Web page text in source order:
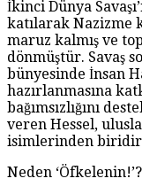
İkinci Dünya
katılarak Nazizme
maruz kalmış ve
dönmüştür. Savaş
bünyesinde İnsan
hazırlanmasına
bağımsızlığını
veren Hessel,
isimlerinden
Neden ‘Öfkelenin!’?